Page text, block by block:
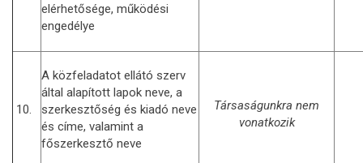
elérhetősége, működési
engedélye
10.
A közfeladatot ellátó szerv
által alapított lapok neve, a
szerkesztőség és kiadó neve
és címe, valamint a
főszerkesztő neve
Társaságunkra nem
vonatkozik